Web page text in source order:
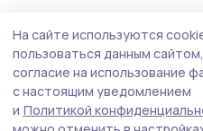
На сайте используются
пользоваться данным
согласие на использование
с настоящим уведомлением
и Политикой